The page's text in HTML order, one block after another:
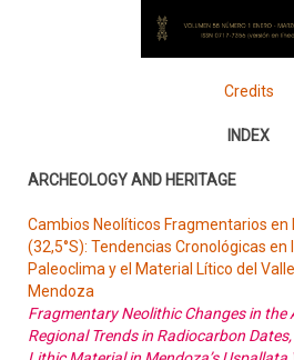
Credits
INDEX
ARCHEOLOGY AND HERITAGE
Cambios Neolíticos Fragmentarios
(32,5°S): Tendencias Cronológicas en
Paleoclima y el Material Lítico del
Mendoza
Fragmentary Neolithic Changes in the
Regional Trends in Radiocarbon